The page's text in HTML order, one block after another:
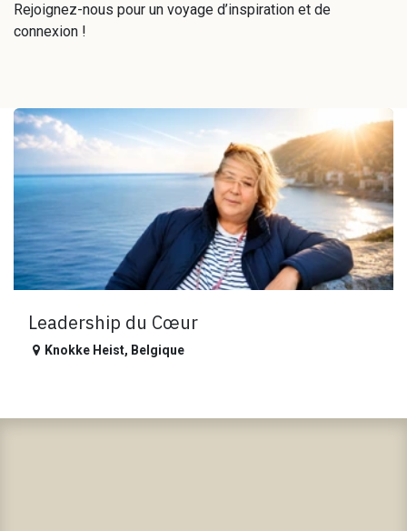
Rejoignez-nous pour un voyage d’inspiration et de
connexion !
Leadership du Cœur
Knokke Heist, Belgique